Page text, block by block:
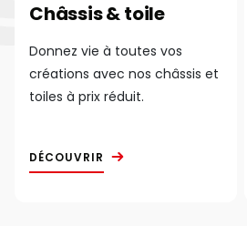
Châssis & toile
Donnez vie à toutes vos
créations avec nos châssis et
toiles à prix réduit.
DÉCOUVRIR